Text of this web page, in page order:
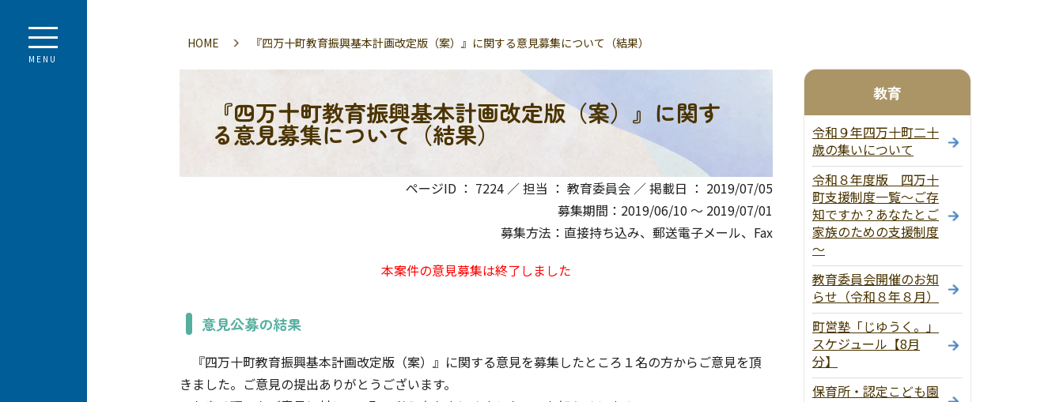
MENU
HOME 『四万十町教育振興基本計画改定版（案）』に関する意見募集について（結果）
『四万十町教育振興基本計画改定版（案）』に関す
る意見募集について（結果）
ページID ： 7224 ／ 担当 ： 教育委員会 ／ 掲載日 ： 2019/07/05
募集期間：2019/06/10 〜 2019/07/01
募集方法：直接持ち込み、郵送電子メール、Fax
本案件の意見募集は終了しました
意見公募の結果
『四万十町教育振興基本計画改定版（案）』に関する意見を募集したところ１名の方からご意見を頂
きました。ご意見の提出ありがとうございます。
教育
令和９年四万十町二十
歳の集いについて
令和８年度版 四万十
町支援制度一覧～ご存
知ですか？あなたとご
家族のための支援制度
～
教育委員会開催のお知
らせ（令和８年８月）
町営塾「じゆうく。」
スケジュール【8月
分】
保育所・認定こども園